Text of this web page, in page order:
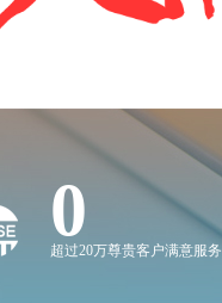
0
超过20万尊贵客户满意服务